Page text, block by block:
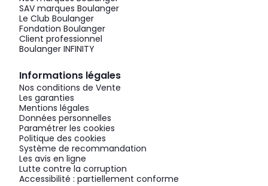
SAV marques Boulanger
Le Club Boulanger
Fondation Boulanger
Client professionnel
Boulanger INFINITY
Informations légales
Nos conditions de Vente
Les garanties
Mentions légales
Données personnelles
Paramétrer les cookies
Politique des cookies
Système de recommandation
Les avis en ligne
Lutte contre la corruption
Accessibilité : partiellement conforme